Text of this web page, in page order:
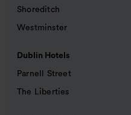
Shoreditch
Westminster
Dublin Hotels
Parnell Street
The Liberties